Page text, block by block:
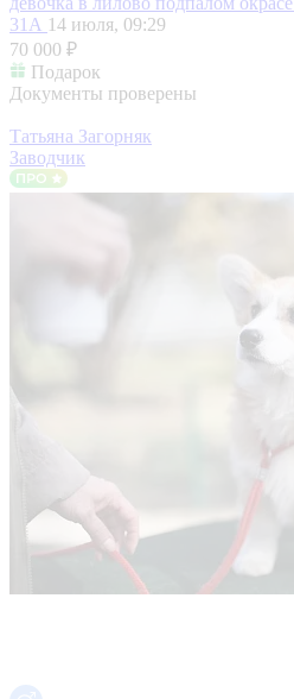
31А 14 июля, 09:29
70 000 ₽
Подарок
Документы проверены
Татьяна Загорняк
Заводчик